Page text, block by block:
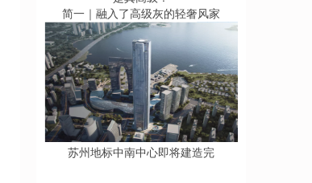
简一｜融入了高级灰的轻奢风家
苏州地标中南中心即将建造完